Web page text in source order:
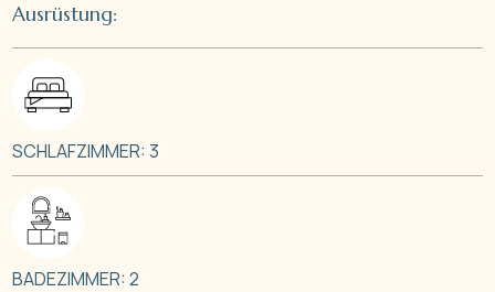
Ausrüstung:
SCHLAFZIMMER: 3
BADEZIMMER: 2